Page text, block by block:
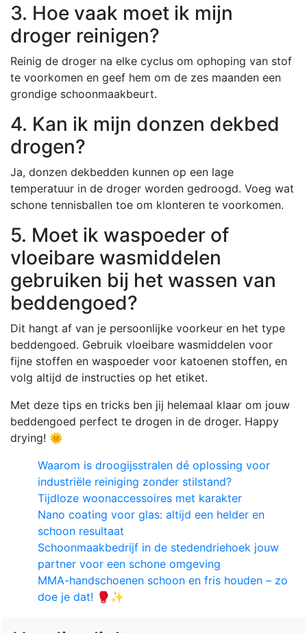
3. Hoe vaak moet ik mijn
droger reinigen?
Reinig de droger na elke cyclus om ophoping van stof
te voorkomen en geef hem om de zes maanden een
grondige schoonmaakbeurt.
4. Kan ik mijn donzen dekbed
drogen?
Ja, donzen dekbedden kunnen op een lage
temperatuur in de droger worden gedroogd. Voeg wat
schone tennisballen toe om klonteren te voorkomen.
5. Moet ik waspoeder of
vloeibare wasmiddelen
gebruiken bij het wassen van
beddengoed?
Dit hangt af van je persoonlijke voorkeur en het type
beddengoed. Gebruik vloeibare wasmiddelen voor
fijne stoffen en waspoeder voor katoenen stoffen, en
volg altijd de instructies op het etiket.
Met deze tips en tricks ben jij helemaal klaar om jouw
beddengoed perfect te drogen in de droger. Happy
drying! 🌞
Waarom is droogijsstralen dé oplossing voor
industriële reiniging zonder stilstand?
Tijdloze woonaccessoires met karakter
Nano coating voor glas: altijd een helder en
schoon resultaat
Schoonmaakbedrijf in de stedendriehoek jouw
partner voor een schone omgeving
MMA-handschoenen schoon en fris houden – zo
doe je dat! 🥊✨